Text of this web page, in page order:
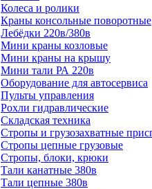
Колеса и ролики
Краны консольные поворотные
Лебёдки 220в/380в
Мини краны козловые
Мини краны на крышу
Мини тали РА 220в
Оборудование для автосервиса
Пульты управления
Рохли гидравлические
Складская техника
Стропы и грузозахватные
Стропы цепные грузовые
Стропы, блоки, крюки
Тали канатные 380в
Тали цепные 380в